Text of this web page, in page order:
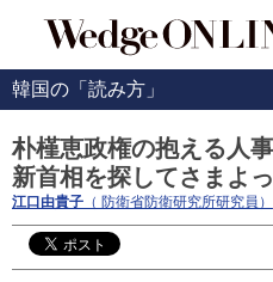
韓国の「読み方」
朴槿恵政権の抱える人
新首相を探してさまよ
江口由貴子 （ 防衛省防衛研究所研究員）